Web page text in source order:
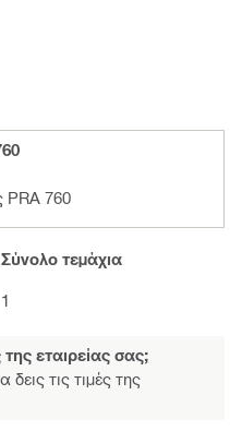
PRA 760
Σύνολοτεμάχια
1
της εταιρείας σας;
δεις τις τιμές της